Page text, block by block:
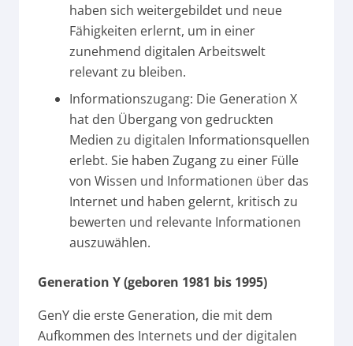
haben sich weitergebildet und neue
Fähigkeiten erlernt, um in einer
zunehmend digitalen Arbeitswelt
relevant zu bleiben.
Informationszugang: Die Generation X
hat den Übergang von gedruckten
Medien zu digitalen Informationsquellen
erlebt. Sie haben Zugang zu einer Fülle
von Wissen und Informationen über das
Internet und haben gelernt, kritisch zu
bewerten und relevante Informationen
auszuwählen.
Generation Y (geboren 1981 bis 1995)
GenY die erste Generation, die mit dem
Aufkommen des Internets und der digitalen